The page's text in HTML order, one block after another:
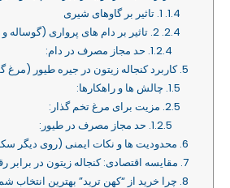
1. تاثیر بر گاوهای شیری
2. تاثیر بر دام‌ های پرواری (گوساله و بره)
حد مجاز مصرف در دام:
کاربرد کنجاله زیتون در جیره طیور
چالش‌ ها و راهکارها:
مزیت برای مرغ تخم‌ گذار:
حد مجاز مصرف در طیور:
محدودیت‌ ها و نکات ایمنی (روی دیگر
مقایسه اقتصادی: کنجاله زیتون در برابر
چرا خرید از “کهن ترید” بهترین انتخاب